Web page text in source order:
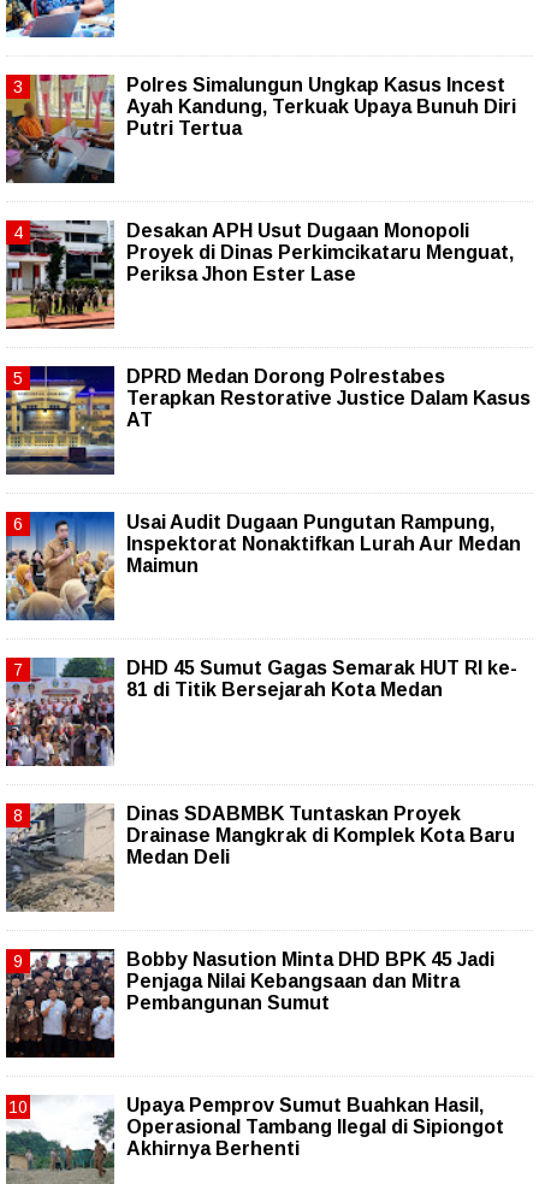
Polres Simalungun Ungkap Kasus Incest
Ayah Kandung, Terkuak Upaya Bunuh Diri
Putri Tertua
Desakan APH Usut Dugaan Monopoli
Proyek di Dinas Perkimcikataru Menguat,
Periksa Jhon Ester Lase
DPRD Medan Dorong Polrestabes
Terapkan Restorative Justice Dalam Kasus
AT
Usai Audit Dugaan Pungutan Rampung,
Inspektorat Nonaktifkan Lurah Aur Medan
Maimun
DHD 45 Sumut Gagas Semarak HUT RI ke-
81 di Titik Bersejarah Kota Medan
Dinas SDABMBK Tuntaskan Proyek
Drainase Mangkrak di Komplek Kota Baru
Medan Deli
Bobby Nasution Minta DHD BPK 45 Jadi
Penjaga Nilai Kebangsaan dan Mitra
Pembangunan Sumut
Upaya Pemprov Sumut Buahkan Hasil,
Operasional Tambang Ilegal di Sipiongot
Akhirnya Berhenti